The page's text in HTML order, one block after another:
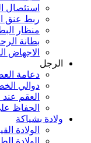
استئصال
ربط عنق
منظار
بطانة
الاجهاض
الرجل
دعامة
دوالي
العقم
الحفاظ
ولادة بشياكة
الولادة
الولادة